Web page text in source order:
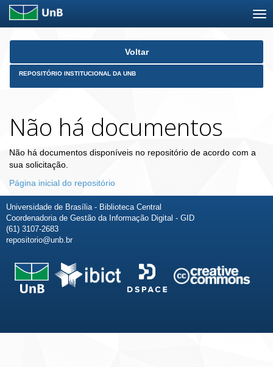
Skip
Voltar
REPOSITÓRIO INSTITUCIONAL DA UNB
Não há documentos
Não há documentos disponíveis no repositório de acordo com a
sua solicitação.
Página inicial do repositório
Universidade de Brasília - Biblioteca Central
Coordenadoria de Gestão da Informação Digital - GID
(61) 3107-2683
repositorio@unb.br